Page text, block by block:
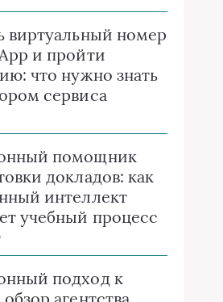
виртуальный номер
и пройти
что нужно знать
сервиса
помощник
докладов: как
интеллект
учебный процесс
подход к